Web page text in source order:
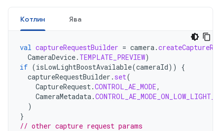
Котлин Ява
val captureRequestBuilder = camera.
CameraDevice. TEMPLATE_PREVIEW)
if (isLowLightBoostAvailable(cameraId))
{
captureRequestBuilder . set(
CaptureRequest.CONTROL_AE_MODE,
CameraMetadata.
)
}
// other capture request params